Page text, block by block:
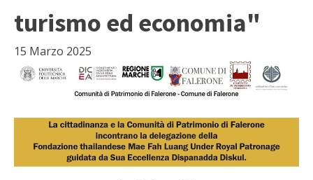
turismo ed economia"
15 Marzo 2025